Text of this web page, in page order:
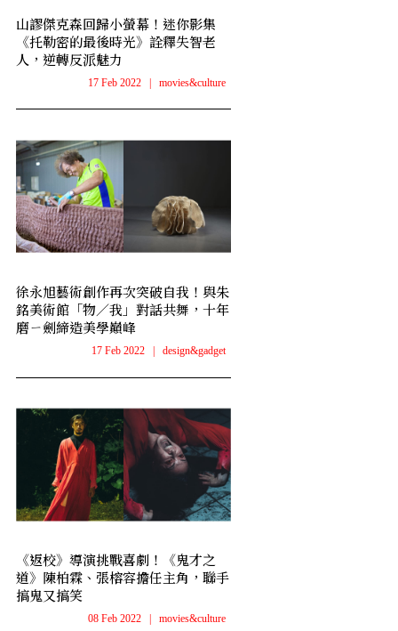
山謬傑克森回歸小螢幕！迷你影集
《托勒密的最後時光》詮釋失智老
人，逆轉反派魅力
17 Feb 2022 | movies&culture
徐永旭藝術創作再次突破自我！與朱
銘美術館「物／我」對話共舞，十年
磨ㄧ劍締造美學巔峰
17 Feb 2022 design&gadget
《返校》導演挑戰喜劇！《鬼才之
道》陳柏霖、張榕容擔任主角，聯手
搞鬼又搞笑
08 Feb 2022 movies&culture